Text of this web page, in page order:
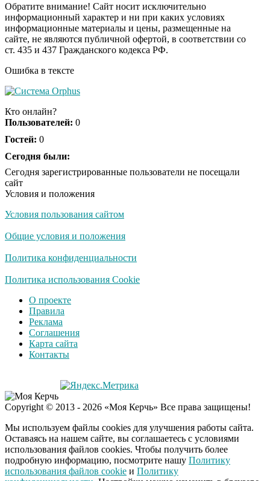
i
Ролик из Омска: вы
будете смеяться долго
Ржу не переставая, это
Скрытая камера на
люди вытворяют, когда
Ролик длится
смеяться вы будете
Королева вагона
оставит равнодушным
Экс-бойфренд дочери
Борисовой душил ее
из-за макарон
Обратите внимание! Сайт носит исключительно
информационный характер и ни при каких условиях
информационные материалы и цены, размещенные на
сайте, не являются публичной офертой, в соответствии со
ст. 435 и 437 Гражданского кодекса РФ.
Ошибка в тексте
Кто онлайн?
Пользователей: 0
Гостей: 0
Сегодня были:
Сегодня зарегистрированные пользователи не посещали
сайт
Условия и положения
Условия пользования сайтом
Общие условия и положения
Политика конфиденциальности
Политика использования Cookie
О проекте
Правила
Реклама
Соглашения
Карта сайта
Контакты
Copyright © 2013 - 2026 «Моя Керчь» Все права защищены!
Мы используем файлы cookies для улучшения работы сайта.
Оставаясь на нашем сайте, вы соглашаетесь с условиями
использования файлов cookies. Чтобы получить более
подробную информацию, посмотрите нашу Политику
использования файлов cookie и Политику